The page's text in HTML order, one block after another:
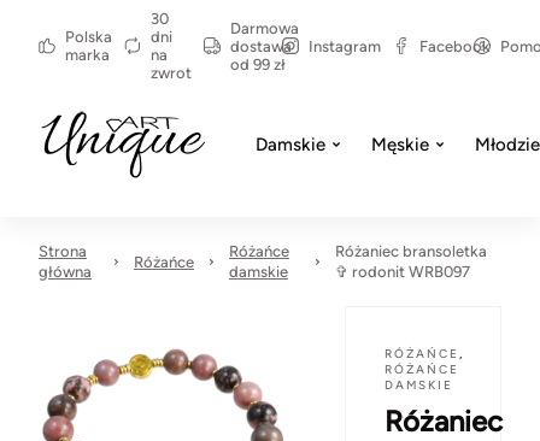
Polska
marka
30
dni
na
zwrot
Darmowa
dostawa
od 99 zł
Instagram Facebook
Damskie Męskie
Strona
główna
Różańce
Różańce
damskie
Różaniec bransoletka
✞ rodonit WRB097
RÓŻAŃCE,
RÓŻAŃCE
DAMSKIE
Różaniec